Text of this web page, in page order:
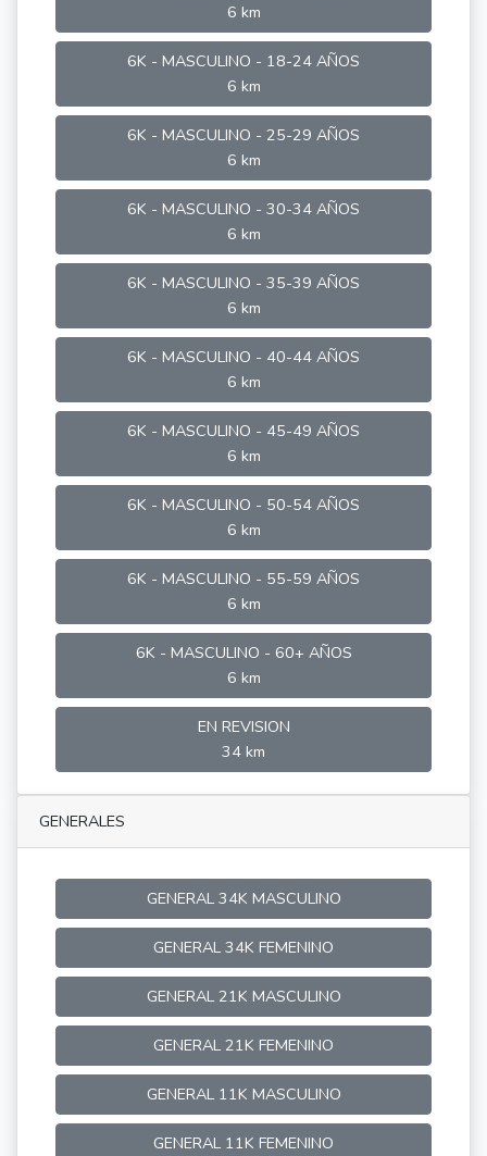
6 km
6K - MASCULINO - 18-24 AÑOS
6 km
6K - MASCULINO - 25-29 AÑOS
6 km
6K - MASCULINO - 30-34 AÑOS
6 km
6K - MASCULINO - 35-39 AÑOS
6 km
6K - MASCULINO - 40-44 AÑOS
6 km
6K - MASCULINO - 45-49 AÑOS
6 km
6K - MASCULINO - 50-54 AÑOS
6 km
6K - MASCULINO - 55-59 AÑOS
6 km
6K - MASCULINO - 60+ AÑOS
6 km
EN REVISION
34 km
GENERALES
GENERAL 34K MASCULINO
GENERAL 34K FEMENINO
GENERAL 21K MASCULINO
GENERAL 21K FEMENINO
GENERAL 11K MASCULINO
GENERAL 11K FEMENINO